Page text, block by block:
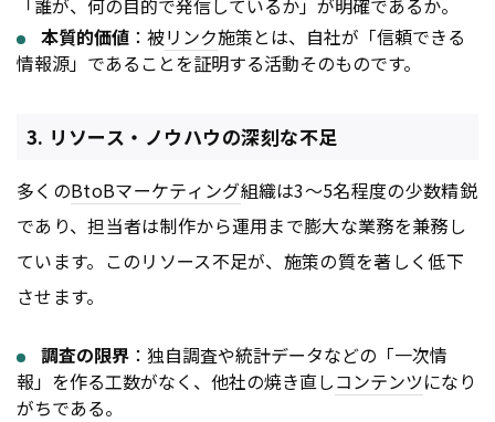
本質的価値 ：被リンク施策とは、自社が「信頼できる
情報源」であることを証明する活動そのものです。
3. リソース・ノウハウの深刻な不足
多くのBtoBマーケティング組織は3〜5名程度の少数精鋭
であり、担当者は制作から運用まで膨大な業務を兼務し
ています。このリソース不足が、施策の質を著しく低下
させます。
調査の限界 ：独自調査や統計データなどの「一次情
報」を作る工数がなく、他社の焼き直しコンテンツになり
がちである。